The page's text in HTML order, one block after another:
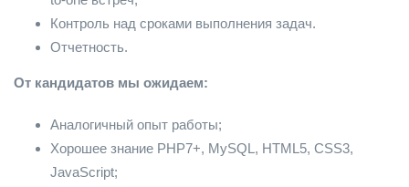
Контроль над сроками выполнения задач.
Отчетность.
От кандидатов мы ожидаем:
Аналогичный опыт работы;
Хорошее знание PHP7+, MySQL, HTML5, CSS3,
JavaScript;